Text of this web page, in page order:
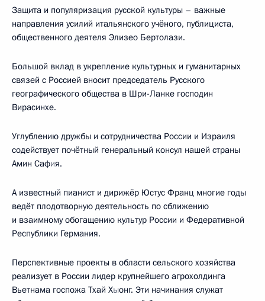
Защита и популяризация русской культуры – важные
направления усилий итальянского учёного, публициста,
общественного деятеля Элизео Бертолази.
Большой вклад в укрепление культурных и гуманитарных
связей с Россией вносит председатель Русского
географического общества в Шри-Ланке господин
Вирасинхе.
Углублению дружбы и сотрудничества России и Израиля
содействует почётный генеральный консул нашей страны
Амин Сафия.
А известный пианист и дирижёр Юстус Франц многие годы
ведёт плодотворную деятельность по сближению
и взаимному обогащению культур России и Федеративной
Республики Германия.
Перспективные проекты в области сельского хозяйства
реализует в России лидер крупнейшего агрохолдинга
Вьетнама госпожа Тхай Хыонг. Эти начинания служат